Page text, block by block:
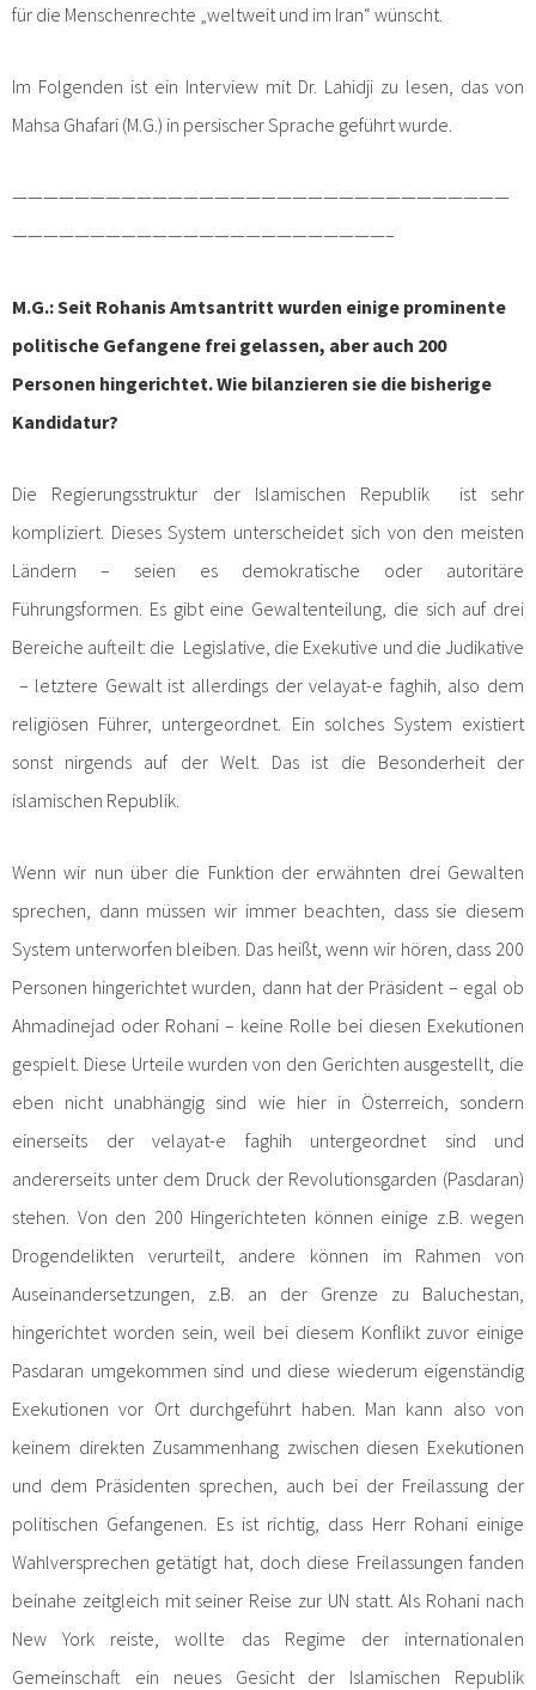
für die Menschenrechte „weltweit und im Iran“ wünscht.
Im Folgenden ist ein Interview mit Dr. Lahidji zu lesen, das von
Mahsa Ghafari (M.G.) in persischer Sprache geführt wurde.
————————————————————————————————
————————————————————————–
M.G.: Seit Rohanis Amtsantritt wurden einige prominente
politische Gefangene frei gelassen, aber auch 200
Personen hingerichtet. Wie bilanzieren sie die bisherige
Kandidatur?
Die Regierungsstruktur der Islamischen Republik ist sehr
kompliziert. Dieses System unterscheidet sich von den meisten
Ländern – seien es demokratische oder autoritäre
Führungsformen. Es gibt eine Gewaltenteilung, die sich auf drei
Bereiche aufteilt: die Legislative, die Exekutive und die Judikative
– letztere Gewalt ist allerdings der velayat-e faghih, also dem
religiösen Führer, untergeordnet. Ein solches System existiert
sonst nirgends auf der Welt. Das ist die Besonderheit der
islamischen Republik.
Wenn wir nun über die Funktion der erwähnten drei Gewalten
sprechen, dann müssen wir immer beachten, dass sie diesem
System unterworfen bleiben. Das heißt, wenn wir hören, dass 200
Personen hingerichtet wurden, dann hat der Präsident – egal ob
Ahmadinejad oder Rohani – keine Rolle bei diesen Exekutionen
gespielt. Diese Urteile wurden von den Gerichten ausgestellt, die
eben nicht unabhängig sind wie hier in Österreich, sondern
einerseits der velayat-e faghih untergeordnet sind und
andererseits unter dem Druck der Revolutionsgarden (Pasdaran)
stehen. Von den 200 Hingerichteten können einige z.B. wegen
Drogendelikten verurteilt, andere können im Rahmen von
Auseinandersetzungen, z.B. an der Grenze zu Baluchestan,
hingerichtet worden sein, weil bei diesem Konflikt zuvor einige
Pasdaran umgekommen sind und diese wiederum eigenständig
Exekutionen vor Ort durchgeführt haben. Man kann also von
keinem direkten Zusammenhang zwischen diesen Exekutionen
und dem Präsidenten sprechen, auch bei der Freilassung der
politischen Gefangenen. Es ist richtig, dass Herr Rohani einige
Wahlversprechen getätigt hat, doch diese Freilassungen fanden
beinahe zeitgleich mit seiner Reise zur UN statt. Als Rohani nach
New York reiste, wollte das Regime der internationalen
Gemeinschaft ein neues Gesicht der Islamischen Republik